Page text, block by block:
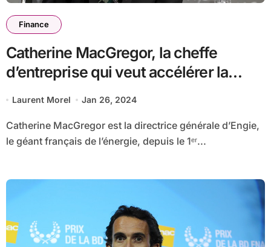
Finance
Catherine MacGregor, la cheffe
d’entreprise qui veut accélérer la
transition énergétique d’Engie
Laurent Morel Jan 26, 2024
Catherine MacGregor est la directrice générale d’Engie,
le géant français de l’énergie, depuis le 1ᵉʳ...